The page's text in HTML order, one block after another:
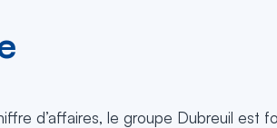
d’affaires, le groupe Dubreuil est